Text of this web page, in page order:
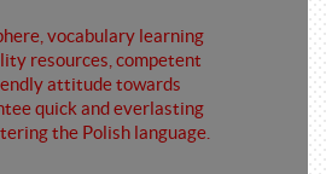
vocabulary learning
resources, competent
attitude towards
quick and everlasting
the Polish language.